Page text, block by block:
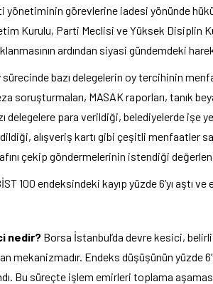
görevlerine iadesi yönünde
Kurulu, Parti Meclisi ve Yüksek Disiplin
ardından siyasi gündemdeki
sürecinde bazı delegelerin oy tercihinin
soruşturmaları, MASAK raporları, tanık
delegelere para verildiği, belediyelerde işe
alışveriş kartı gibi çeşitli menfaatler
çekip göndermelerinin istendiği
100 endeksindeki kayıp yüzde 6’yı aştı
nedir? Borsa İstanbul’da devre kesici,
mekanizmadır. Endeks düşüşünün yüzde
Bu süreçte işlem emirleri toplama